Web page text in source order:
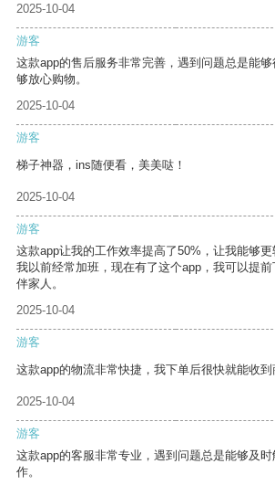
2025-10-04
游客
这款app的售后服务非常完善，遇到问题总是能
够放心购物。
2025-10-04
游客
梯子神器，ins随便看，美美哒！
2025-10-04
游客
这款app让我的工作效率提高了50%，让我能够更
我以前经常加班，现在有了这个app，我可以提
伴家人。
2025-10-04
游客
这款app的物流非常快捷，我下单后很快就能收到
2025-10-04
游客
这款app的客服非常专业，遇到问题总是能够及
作。